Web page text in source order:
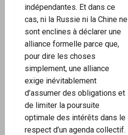
indépendantes. Et dans ce
cas, ni la Russie ni la Chine ne
sont enclines à déclarer une
alliance formelle parce que,
pour dire les choses
simplement, une alliance
exige inévitablement
d’assumer des obligations et
de limiter la poursuite
optimale des intérêts dans le
respect d’un agenda collectif.